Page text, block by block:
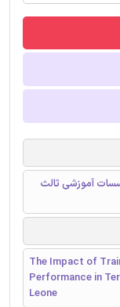
آموزشی ثالث
The Impact of
Performance in
Leone